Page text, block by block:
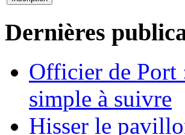
Dernières
Officier de Port
simple à suivre
Hisser le